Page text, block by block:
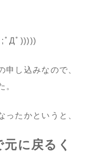
;ﾟДﾟ)))))
申し込みなので、
。
ったかというと、
に戻るく